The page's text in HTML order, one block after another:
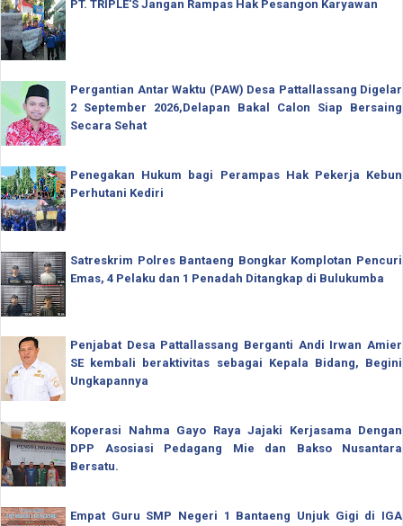
PT. TRIPLE'S Jangan Rampas Hak Pesangon Karyawan
Pergantian Antar Waktu (PAW) Desa Pattallassang Digelar
2 September 2026,Delapan Bakal Calon Siap Bersaing
Secara Sehat
Penegakan Hukum bagi Perampas Hak Pekerja Kebun
Perhutani Kediri
Satreskrim Polres Bantaeng Bongkar Komplotan Pencuri
Emas, 4 Pelaku dan 1 Penadah Ditangkap di Bulukumba
Penjabat Desa Pattallassang Berganti Andi Irwan Amier
SE kembali beraktivitas sebagai Kepala Bidang, Begini
Ungkapannya
Koperasi Nahma Gayo Raya Jajaki Kerjasama Dengan
DPP Asosiasi Pedagang Mie dan Bakso Nusantara
Bersatu.
Empat Guru SMP Negeri 1 Bantaeng Unjuk Gigi di IGA